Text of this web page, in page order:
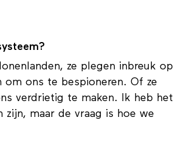
ze plegen inbreuk op
om ons te bespioneren. Of ze
verdrietig te maken. Ik heb het
maar de vraag is hoe we